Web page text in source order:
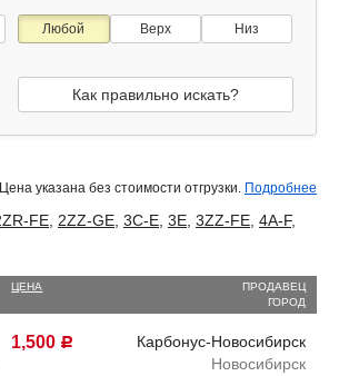
Любой Верх Низ
Как правильно искать?
Цена указана без стоимости отгрузки. Подробнее
FE 2ZZ-GE 3C-E 3E 3ZZ-FE 4A-F,
ЦЕНА
ПРОДАВЕЦ
ГОРОД
1,500 Р
Карбонус-Новосибирск
Новосибирск